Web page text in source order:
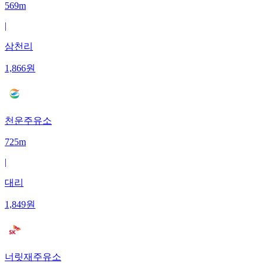
569m
|
삼천리
1,866원
천운주유소
725m
|
대리
1,849원
너릿재주유소